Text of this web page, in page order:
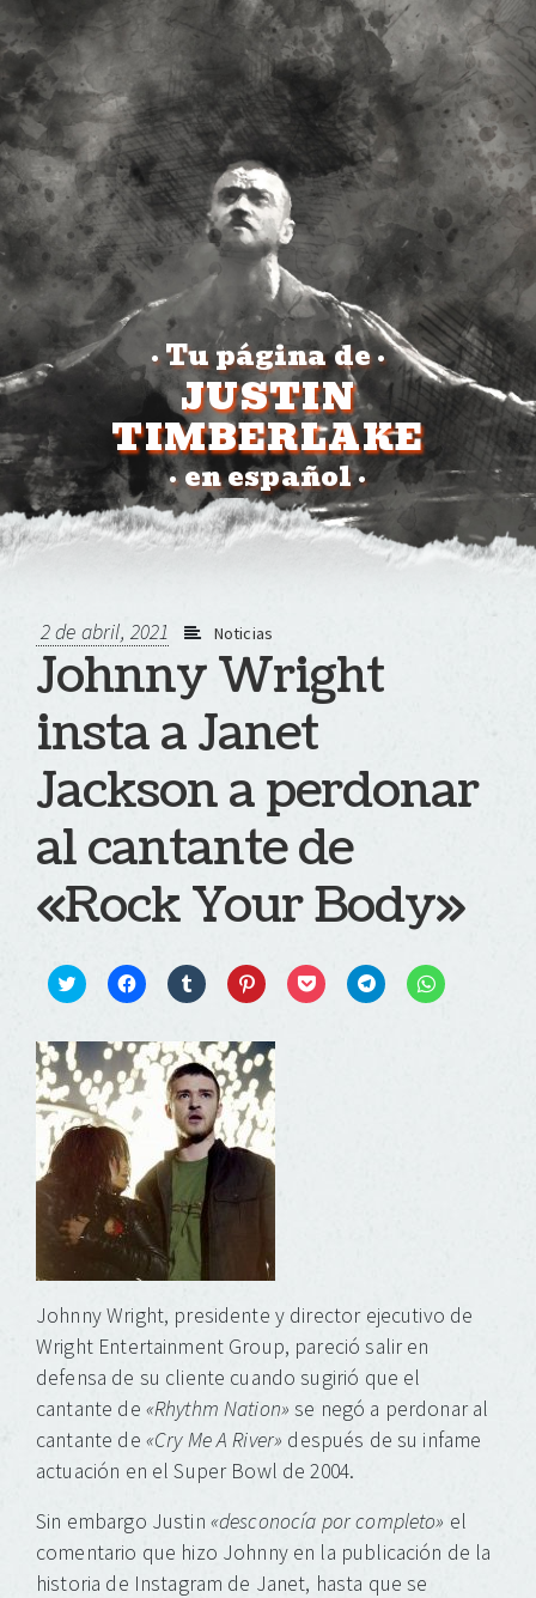
•Tu página de•
JUSTIN
TIMBERLAKE
•en español•
2 de abril, 2021 Noticias
Johnny Wright
insta a Janet
Jackson a perdonar
al cantante de
«Rock Your Body»
Click
on
Twitter
(Se
abre
en
una
ventana
Haz
compartir
en
Facebook
(Se
abre
en
una
ventana
nueva)
Haz
compartir
en
Tumblr
(Se
abre
en
una
ventana
nueva)
Haz
compartir
en
Pinterest
(Se
abre
en
una
ventana
nueva)
Haz Haz Haz
Johnny Wright, presidente y director ejecutivo de
Wright Entertainment Group, pareció salir en
defensa de su cliente cuando sugirió que el
cantante de «Rhythm Nation» se negó a perdonar al
cantante de «Cry Me A River» después de su infame
actuación en el Super Bowl de 2004.
Sin embargo Justin «desconocía por completo» el
comentario que hizo Johnny en la publicación de la
historia de Instagram de Janet, hasta que se